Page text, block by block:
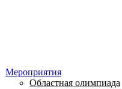
Мероприятия
Областная олимпиада